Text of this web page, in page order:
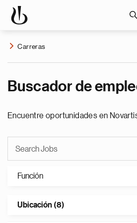
Carreras
Buscador de
Encuentre oportunidades en
Función
Ubicación (8)